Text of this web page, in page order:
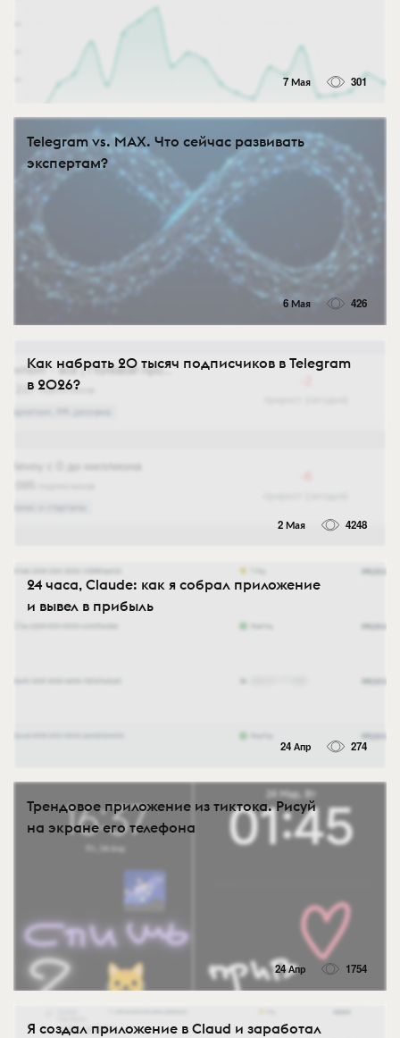
7 Мая 301
Telegram vs. MAX. Что сейчас развивать
экспертам?
6 Мая 426
Как набрать 20 тысяч подписчиков в Telegram
в 2026?
2 Мая 4248
24 часа, Claude: как я собрал приложение
и вывел в прибыль
24 Апр 274
Трендовое приложение из тиктока. Рисуй
на экране его телефона
24 Апр 1754
Я создал приложение в Claud и заработал